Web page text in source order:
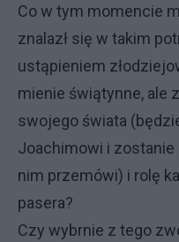
Co w tym momencie
znalazł się w takim
ustąpieniem
mienie świątynne, ale
swojego świata
Joachimowi i zostanie
nim przemówi) i rolę
pasera?
Czy wybrnie z tego